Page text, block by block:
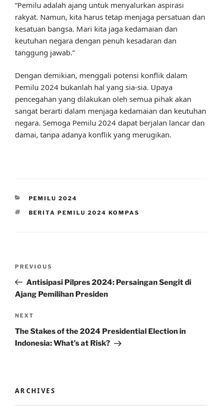
“Pemilu adalah ajang untuk menyalurkan aspirasi
rakyat. Namun, kita harus tetap menjaga persatuan dan
kesatuan bangsa. Mari kita jaga kedamaian dan
keutuhan negara dengan penuh kesadaran dan
tanggung jawab.”
Dengan demikian, menggali potensi konflik dalam
Pemilu 2024 bukanlah hal yang sia-sia. Upaya
pencegahan yang dilakukan oleh semua pihak akan
sangat berarti dalam menjaga kedamaian dan keutuhan
negara. Semoga Pemilu 2024 dapat berjalan lancar dan
damai, tanpa adanya konflik yang merugikan.
CATEGORIES
PEMILU 2024
TAGS
BERITA PEMILU 2024 KOMPAS
Previous
Post
PREVIOUS
Antisipasi Pilpres 2024: Persaingan Sengit di
Ajang Pemilihan Presiden
Next
Post
NEXT
The Stakes of the 2024 Presidential Election in
Indonesia: What’s at Risk?
ARCHIVES